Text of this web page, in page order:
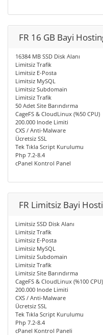
FR 16 GB Bayi
16384 MB SSD Disk Alanı
Limitsiz Trafik
Limitsiz E-Posta
Limitsiz MySQL
Limitsiz Subdomain
Limitsiz Trafik
50 Adet Site Barındırma
CageFS & CloudLinux (%50 CPU)
200.000 Inode Limiti
CXS / Anti-Malware
Ücretsiz SSL
Tek Tıkla Script Kurulumu
Php 7.2-8.4
cPanel Kontrol Panel
FR Limitsiz Bayi
Limitsiz SSD Disk Alanı
Limitsiz Trafik
Limitsiz E-Posta
Limitsiz MySQL
Limitsiz Subdomain
Limitsiz Trafik
Limitsiz Site Barındırma
CageFS & CloudLinux (%100 CPU)
200.000 Inode Limiti
CXS / Anti-Malware
Ücretsiz SSL
Tek Tıkla Script Kurulumu
Php 7.2-8.4
cPanel Kontrol Paneli